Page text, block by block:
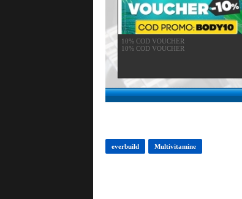
10% COD VOUCHER
10% COD VOUCHER
everbuild Multivitamine